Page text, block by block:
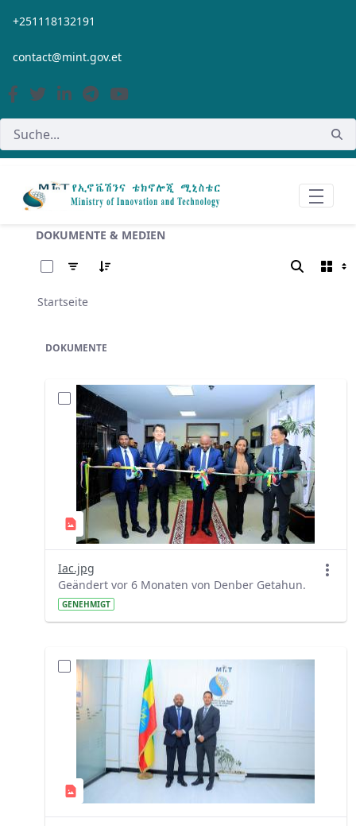
Zum Hauptinhalt springen
+251118132191
contact@mint.gov.et
DOKUMENTE & MEDIEN
Startseite
DOKUMENTE
Iac.jpg
Geändert vor 6 Monaten von Denber Getahun.
GENEHMIGT